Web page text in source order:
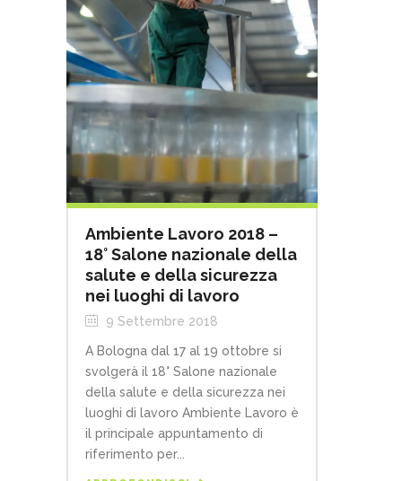
Ambiente Lavoro 2018 –
18° Salone nazionale della
salute e della sicurezza
nei luoghi di lavoro
9 Settembre 2018
A Bologna dal 17 al 19 ottobre si
svolgerà il 18° Salone nazionale
della salute e della sicurezza nei
luoghi di lavoro Ambiente Lavoro è
il principale appuntamento di
riferimento per...